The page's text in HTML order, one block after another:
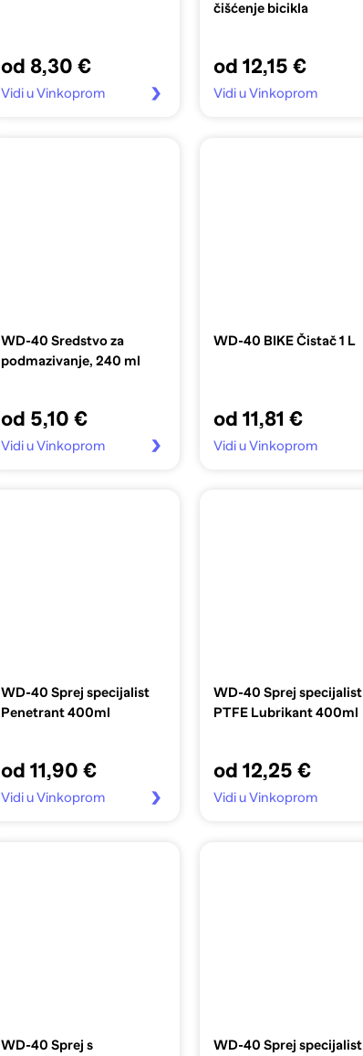
od 8,30 €
Vidi u Vinkoprom
čišćenje bicikla
od 12,15 €
Vidi u Vinkoprom
WD-40 Sredstvo za
podmazivanje, 240 ml
od 5,10 €
Vidi u Vinkoprom
WD-40 BIKE Čistač 1 L
od 11,81 €
Vidi u Vinkoprom
WD-40 Sprej specijalist
Penetrant 400ml
od 11,90 €
Vidi u Vinkoprom
WD-40 Sprej specijalist
PTFE Lubrikant 400ml
od 12,25 €
Vidi u Vinkoprom
WD-40 Sprej s
WD-40 Sprej specijalist